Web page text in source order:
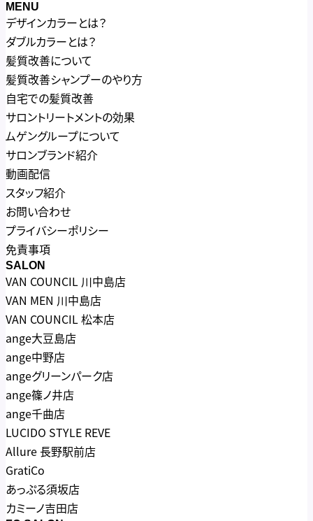
MENU
デザインカラーとは？
ダブルカラーとは？
髪質改善について
髪質改善シャンプーのやり方
自宅での髪質改善
サロントリートメントの効果
ムゲングループについて
サロンブランド紹介
動画配信
スタッフ紹介
お問い合わせ
プライバシーポリシー
免責事項
SALON
VAN COUNCIL 川中島店
VAN MEN 川中島店
VAN COUNCIL 松本店
ange大豆島店
ange中野店
angeグリーンパーク店
ange篠ノ井店
ange千曲店
LUCIDO STYLE REVE
Allure 長野駅前店
GratiCo
あっぷる須坂店
カミーノ吉田店